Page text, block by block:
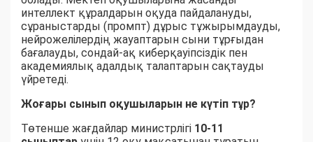
интеллект құралдарын оқуда пайдалануды,
сұраныстарды (промпт) дұрыс тұжырымдауды,
нейрожелілердің жауаптарын сыни тұрғыдан
бағалауды, сондай-ақ киберқауіпсіздік пен
академиялық адалдық талаптарын сақтауды
үйретеді.
Жоғары сынып оқушыларын не күтіп тұр?
Төтенше жағдайлар министрлігі 10-11